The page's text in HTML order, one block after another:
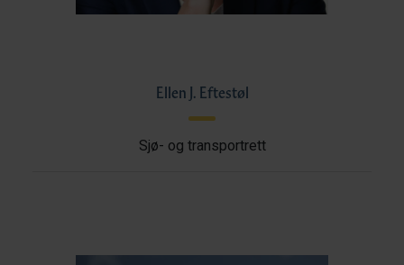
Ellen J. Eftestøl
Sjø- og transportrett